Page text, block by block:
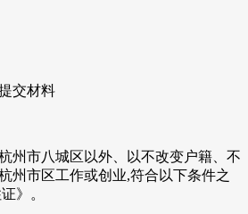
交材料
州市八城区以外、以不改变户籍、不
州市区工作或创业,符合以下条件之
》。